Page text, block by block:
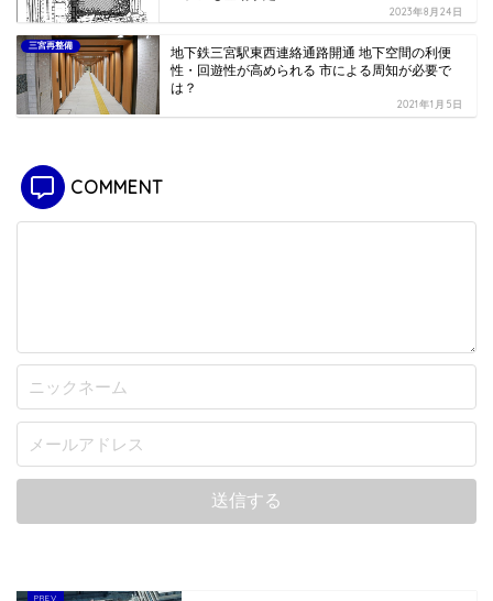
2023年8月24日
三宮再整備
地下鉄三宮駅東西連絡通路開通 地下空間の利便
性・回遊性が高められる 市による周知が必要で
は？
2021年1月5日
COMMENT